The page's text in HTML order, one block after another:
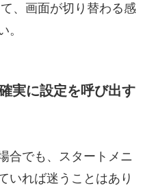
、画面が切り替わる感
。
実に設定を呼び出す
合でも、スタートメニ
いれば迷うことはあり